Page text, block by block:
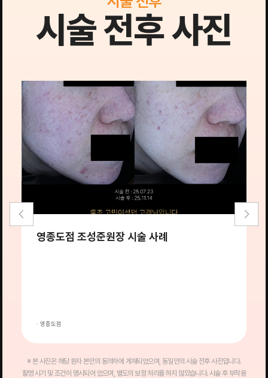
시술 전후 사진
영종도점 조성준원장 시술 사례
· 영종도점
※ 본 사진은 해당 환자 본인의 동의하에 게재되었으며, 동일인의 시술 전후 사진입니다.
촬영 시기 및 조건이 명시되어 있으며, 별도의 보정 처리를 하지 않았습니다. 시술 후 부작용